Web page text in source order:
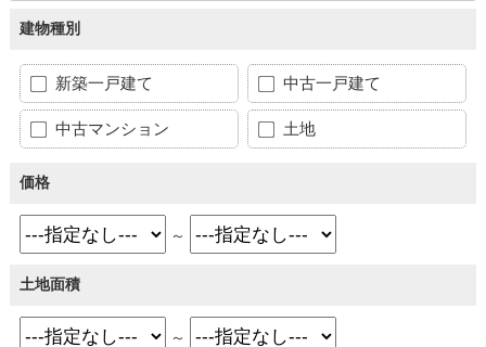
建物種別
新築一戸建て 中古一戸建て
中古マンション 土地
価格
～
土地面積
～